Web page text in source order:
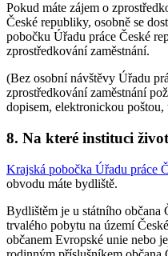
Pokud máte zájem o
České republiky, osobně se
pobočku Úřadu práce České
zprostředkování zaměstnání.
(Bez osobní návštěvy Úřadu
zprostředkování zaměstnání
dopisem, elektronickou
8. Na které instituci
Krajská pobočka Úřadu práce
obvodu máte bydliště.
Bydlištěm je u státního občana
trvalého pobytu na území
občanem Evropské unie nebo